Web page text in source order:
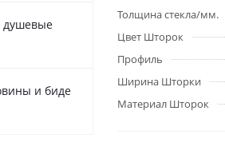
Толщина стекла/мм.
Цвет Шторок
Профиль
Ширина Шторки
Материал Шторок
и биде